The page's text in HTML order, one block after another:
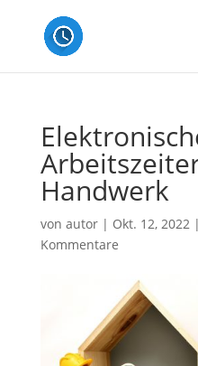
Handwerk
von autor| Okt. 12, 2022|
Kommentare